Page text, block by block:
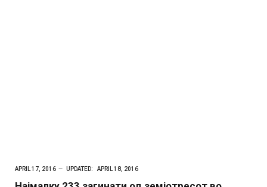
APRIL 17, 2016 UPDATED: APRIL 18, 2016